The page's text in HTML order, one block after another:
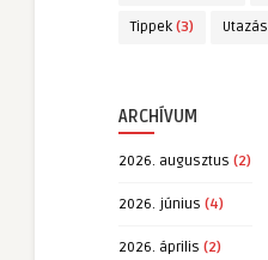
Tippek (3) Utazás
ARCHÍVUM
2026. augusztus (2)
2026. június (4)
2026. április (2)